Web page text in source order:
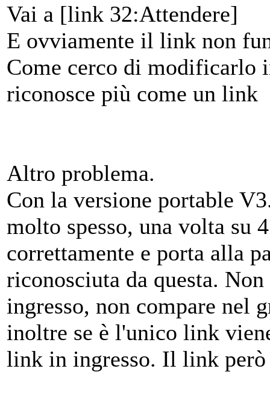
Vai a [link 32:Attendere]
E ovviamente il link non
Come cerco di modificarlo
riconosce più come un link
Altro problema.
Con la versione portable
molto spesso, una volta su
correttamente e porta alla
riconosciuta da questa.
ingresso, non compare nel
inoltre se è l'unico link
link in ingresso. Il link